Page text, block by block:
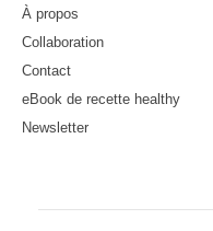
À propos
Collaboration
Contact
eBook de recette healthy
Newsletter